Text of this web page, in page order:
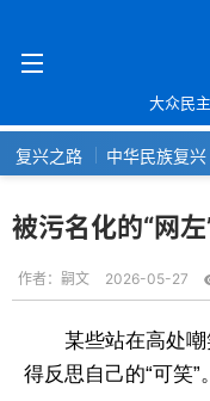
大众民主
复兴之路 中华民族复兴
被污名化的“网
作者： 嗣文 2026-05-27
某些站在高处
得反思自己的“可笑”。